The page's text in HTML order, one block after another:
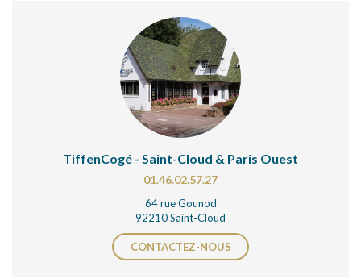
TiffenCogé - Saint-Cloud & Paris Ouest
01.46.02.57.27
64 rue Gounod
92210 Saint-Cloud
CONTACTEZ-NOUS